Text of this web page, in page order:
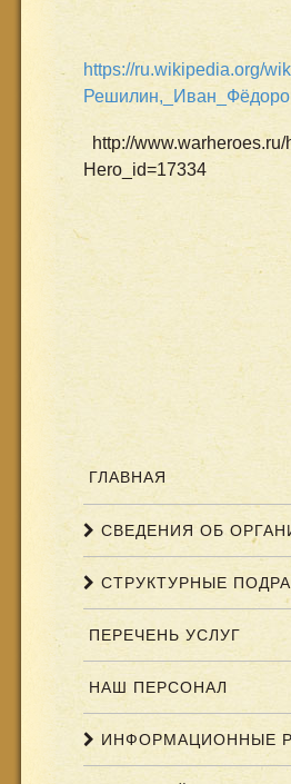
https://ru.wikipedia.org/
http://
Hero_id=17334
ГЛАВНАЯ
СВЕДЕНИЯ ОБ
СТРУКТУРНЫЕ
ПЕРЕЧЕНЬ УСЛУГ
НАШ ПЕРСОНАЛ
ИНФОРМАЦИОННЫЕ